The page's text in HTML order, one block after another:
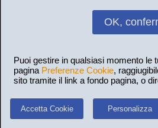
OK,
Puoi gestire in qualsiasi momento le
pagina Preferenze Cookie,
sito tramite il link a fondo pagina, o
Accetta Cookie Personalizza